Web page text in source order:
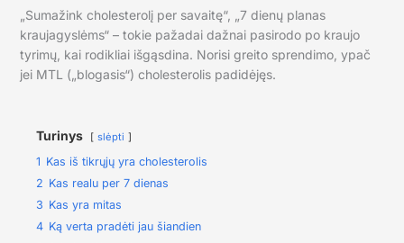
„Sumažink cholesterolį per savaitę“, „7 dienų planas
kraujagyslėms“ – tokie pažadai dažnai pasirodo po kraujo
tyrimų, kai rodikliai išgąsdina. Norisi greito sprendimo, ypač
jei MTL („blogasis“) cholesterolis padidėjęs.
Turinys slėpti
1 Kas iš tikrųjų yra cholesterolis
2 Kas realu per 7 dienas
3 Kas yra mitas
4 Ką verta pradėti jau šiandien